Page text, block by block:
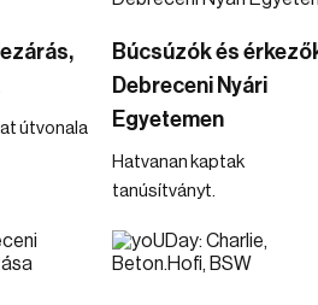
útvonala
Búcsúzók és
Debreceni Nyári
Egyetemen
Hatvanan kaptak
tanúsítványt.